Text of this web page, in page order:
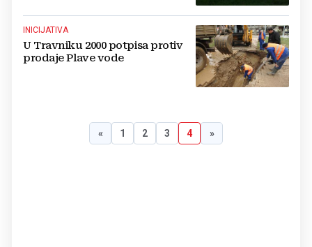
INICIJATIVA
U Travniku 2000 potpisa protiv
prodaje Plave vode
« 1 2 3 4 »